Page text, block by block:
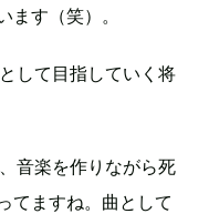
す（笑）。
して目指していく将
音楽を作りながら死
てますね。曲として